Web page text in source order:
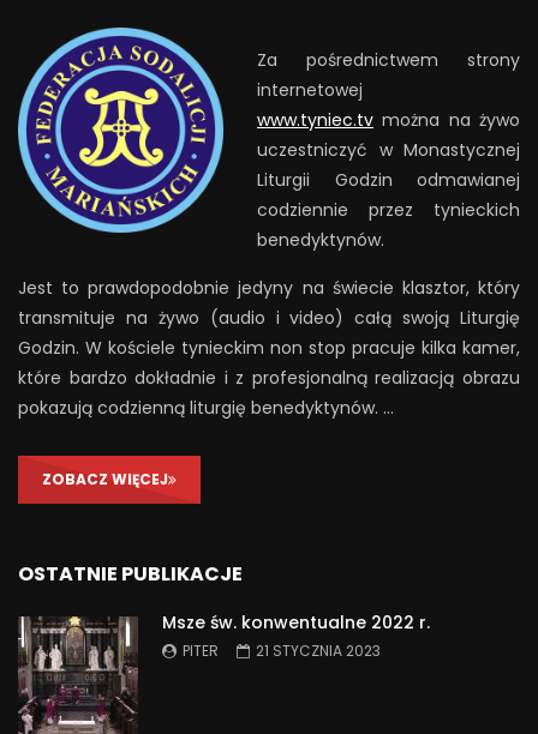
Za pośrednictwem strony
internetowej
www.tyniec.tv można na żywo
uczestniczyć w Monastycznej
Liturgii Godzin odmawianej
codziennie przez tynieckich
benedyktynów.
Jest to prawdopodobnie jedyny na świecie klasztor, który
transmituje na żywo (audio i video) całą swoją Liturgię
Godzin. W kościele tynieckim non stop pracuje kilka kamer,
które bardzo dokładnie i z profesjonalną realizacją obrazu
pokazują codzienną liturgię benedyktynów. …
ZOBACZ WIĘCEJ
OSTATNIE PUBLIKACJE
Msze św. konwentualne 2022 r.
PITER 21 STYCZNIA 2023